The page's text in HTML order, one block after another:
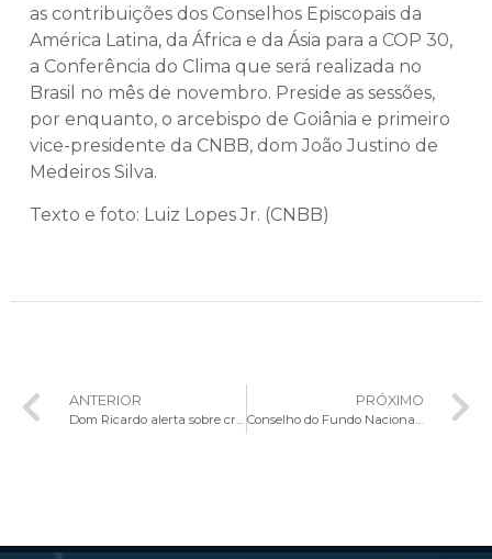
as contribuições dos Conselhos Episcopais da
América Latina, da África e da Ásia para a COP 30,
a Conferência do Clima que será realizada no
Brasil no mês de novembro. Preside as sessões,
por enquanto, o arcebispo de Goiânia e primeiro
vice-presidente da CNBB, dom João Justino de
Medeiros Silva.
Texto e foto: Luiz Lopes Jr. (CNBB)
ANTERIOR
Dom Ricardo alerta sobre crise futura e desafios da Igreja no Brasil durante Assembleia do Celam
PRÓXIMO
Conselho do Fundo Nacional de Solidariedade aprova 45 projetos voltados à Ecologia Integral